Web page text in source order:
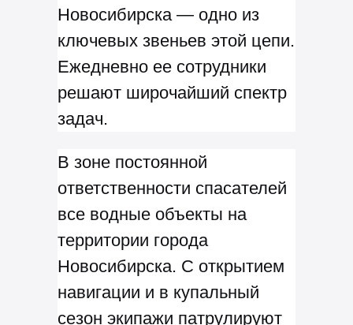
Новосибирска — одно из
ключевых звеньев этой цепи.
Ежедневно ее сотрудники
решают широчайший спектр
задач.
В зоне постоянной
ответственности спасателей
все водные объекты на
территории города
Новосибирска. С открытием
навигации и в купальный
сезон экипажи патрулируют